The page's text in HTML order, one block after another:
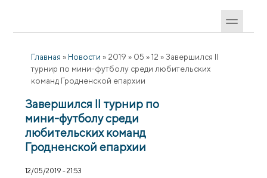
Главная » Новости » 2019 » 05 » 12 » Завершился II
турнир по мини-футболу среди любительских
команд Гродненской епархии
Завершился II турнир по
мини-футболу среди
любительских команд
Гродненской епархии
12/05/2019 - 21:53